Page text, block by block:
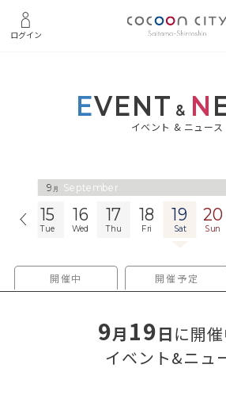
ログイン
EVENT & N
イベント & ニュース
9 月 September
14 15
Tue
16
Wed
17
Thu
18
Fri
19
Sat
20
Sun
開催中 開催予定
9月 19日に開
イベント&ニュ